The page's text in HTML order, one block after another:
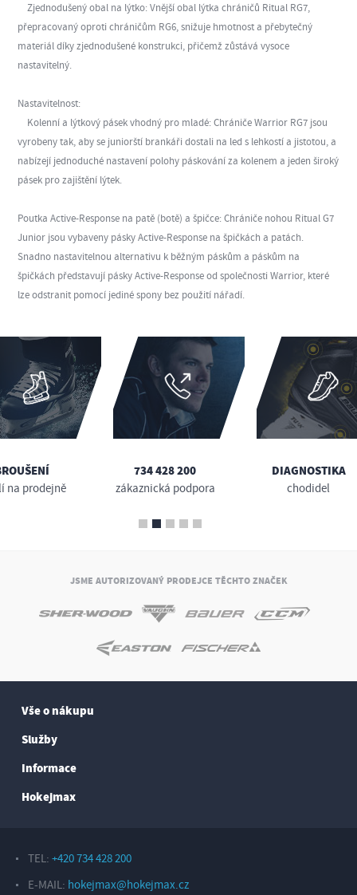
Zjednodušený obal na lýtko: Vnější obal lýtka chráničů Ritual RG7,
přepracovaný oproti chráničům RG6, snižuje hmotnost a přebytečný
materiál díky zjednodušené konstrukci, přičemž zůstává vysoce
nastavitelný.
Nastavitelnost:
Kolenní a lýtkový pásek vhodný pro mladé: Chrániče Warrior RG7 jsou
vyrobeny tak, aby se juniorští brankáři dostali na led s lehkostí a jistotou, a
nabízejí jednoduché nastavení polohy páskování za kolenem a jeden široký
pásek pro zajištění lýtek.
Poutka Active-Response na patě (botě) a špičce: Chrániče nohou Ritual G7
Junior jsou vybaveny pásky Active-Response na špičkách a patách.
Snadno nastavitelnou alternativu k běžným páskům a páskům na
špičkách představují pásky Active-Response od společnosti Warrior, které
lze odstranit pomocí jediné spony bez použití nářadí.
na prodejně
734 428 200
zákaznická podpora
DIAGNOSTIKA
chodidel
JSME AUTORIZOVANÝ PRODEJCE TĚCHTO ZNAČEK
Vše o nákupu
Služby
Informace
Hokejmax
TEL: +420 734 428 200
E-MAIL: hokejmax@hokejmax.cz